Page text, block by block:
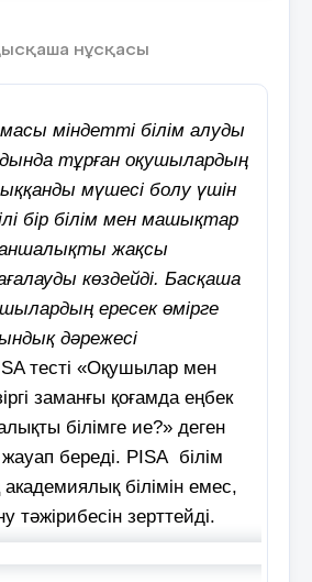
нұсқасы
міндетті білім алуды
тұрған оқушылардың
мүшесі болу үшін
бір білім мен машықтар
жақсы
көздейді. Басқаша
ересек өмірге
дәрежесі
тесті «Оқушылар мен
заманғы қоғамда еңбек
білімге ие?» деген
жауап береді. PISA білім
білімін емес,
тәжірибесін зерттейді.